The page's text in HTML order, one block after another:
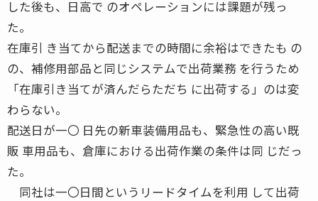
した後も、日高で のオペレーションには課題が残っ
た。
在庫引 き当てから配送までの時間に余裕はできたも の
の、補修用部品と同じシステムで出荷業務 を行うため
「在庫引き当てが済んだらただち に出荷する」のは変
わらない。
配送日が一〇 日先の新車装備用品も、緊急性の高い既
販 車用品も、倉庫における出荷作業の条件は同 じだっ
た。
同社は一〇日間というリードタイムを利用 して出荷